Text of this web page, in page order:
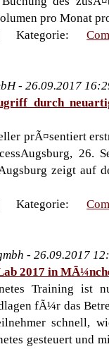
pro Monat
- 26.09.2017
durch
prÃ¤sentiert
26.
zeigt auf
- 26.09.2017
2017 in
Training ist
fÃ¼r das
schnell,
gesteuert und